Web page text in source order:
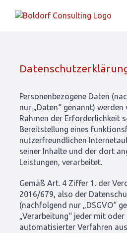
Inhalt
Personenbezogene Daten
nur „Daten“ genannt) werden
Rahmen der Erforderlichkeit
Bereitstellung eines
nutzerfreundlichen
seiner Inhalte und der dort
Leistungen, verarbeitet.
Gemäß Art. 4 Ziffer 1. der
2016/679, also der
(nachfolgend nur „DSGVO“
„Verarbeitung“ jeder mit oder
automatisierter Verfahren